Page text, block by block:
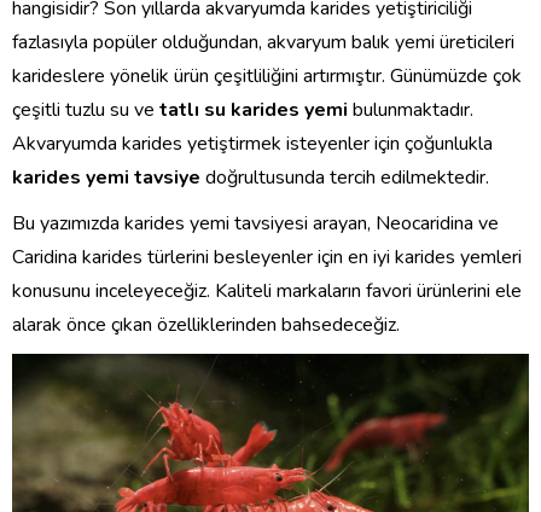
hangisidir? Son yıllarda akvaryumda karides yetiştiriciliği
fazlasıyla popüler olduğundan, akvaryum balık yemi üreticileri
karideslere yönelik ürün çeşitliliğini artırmıştır. Günümüzde çok
çeşitli tuzlu su ve tatlı su karides yemi bulunmaktadır.
Akvaryumda karides yetiştirmek isteyenler için çoğunlukla
karides yemi tavsiye doğrultusunda tercih edilmektedir.
Bu yazımızda karides yemi tavsiyesi arayan, Neocaridina ve
Caridina karides türlerini besleyenler için en iyi karides yemleri
konusunu inceleyeceğiz. Kaliteli markaların favori ürünlerini ele
alarak önce çıkan özelliklerinden bahsedeceğiz.